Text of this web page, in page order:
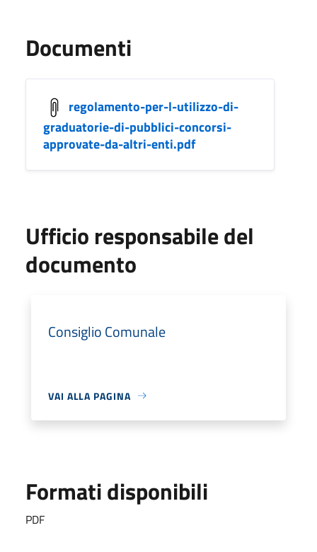
Documenti
regolamento-per-l-utilizzo-di-
graduatorie-di-pubblici-concorsi-
approvate-da-altri-enti.pdf
Ufficio responsabile del
documento
Consiglio Comunale
VAI ALLA PAGINA
Formati disponibili
PDF